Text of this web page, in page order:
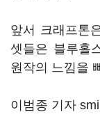
앞서 크래프톤
셋들은 블루홀
원작의 느낌을
이범종 기자